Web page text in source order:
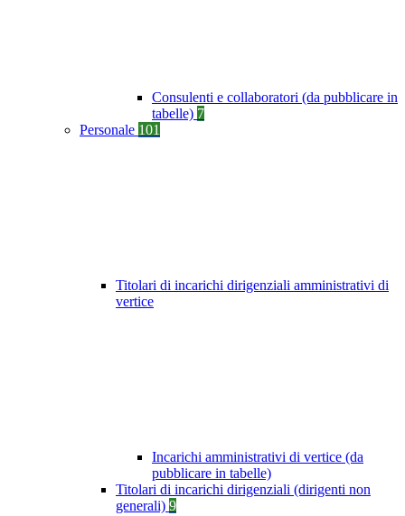
Consulenti e collaboratori (da pubblicare in
tabelle) 7
Personale 101
Titolari di incarichi dirigenziali amministrativi di
vertice
Incarichi amministrativi di vertice (da
pubblicare in tabelle)
Titolari di incarichi dirigenziali (dirigenti non
generali) 9